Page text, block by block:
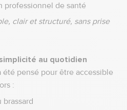
professionnel de santé
clair et structuré, sans prise
au quotidien
pensé pour être accessible
: